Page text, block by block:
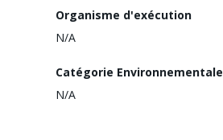
Organisme d'exécution
N/A
Catégorie Environnementale
N/A